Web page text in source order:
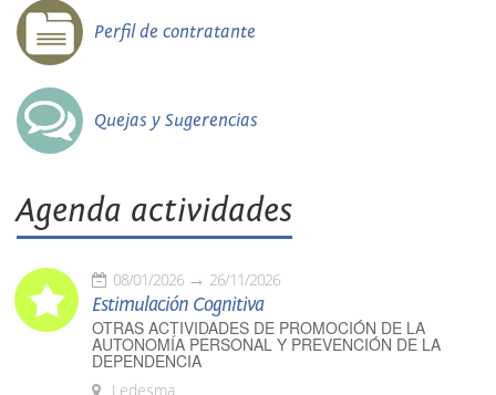
Perfil de contratante
Quejas y Sugerencias
Agenda actividades
08/01/2026 26/11/2026
Estimulación Cognitiva
OTRAS ACTIVIDADES DE PROMOCIÓN DE LA
AUTONOMÍA PERSONAL Y PREVENCIÓN DE LA
DEPENDENCIA
Ledesma